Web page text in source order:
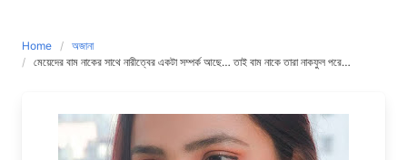
Home
অজানা
মেয়েদের বাম নাকের সাথে নারীত্বের একটা সম্পর্ক আছে… তাই বাম নাকে তারা নাকফুল পরে…